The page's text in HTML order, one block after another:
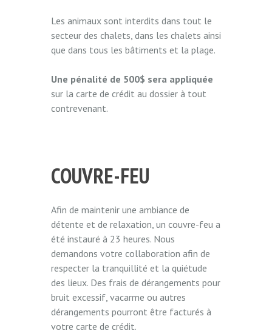
Les animaux sont interdits dans tout le
secteur des chalets, dans les chalets ainsi
que dans tous les bâtiments et la plage.
Une pénalité de 500$ sera appliquée
sur la carte de crédit au dossier à tout
contrevenant.
COUVRE-FEU
Afin de maintenir une ambiance de
détente et de relaxation, un couvre-feu a
été instauré à 23 heures. Nous
demandons votre collaboration afin de
respecter la tranquillité et la quiétude
des lieux. Des frais de dérangements pour
bruit excessif, vacarme ou autres
dérangements pourront être facturés à
votre carte de crédit.